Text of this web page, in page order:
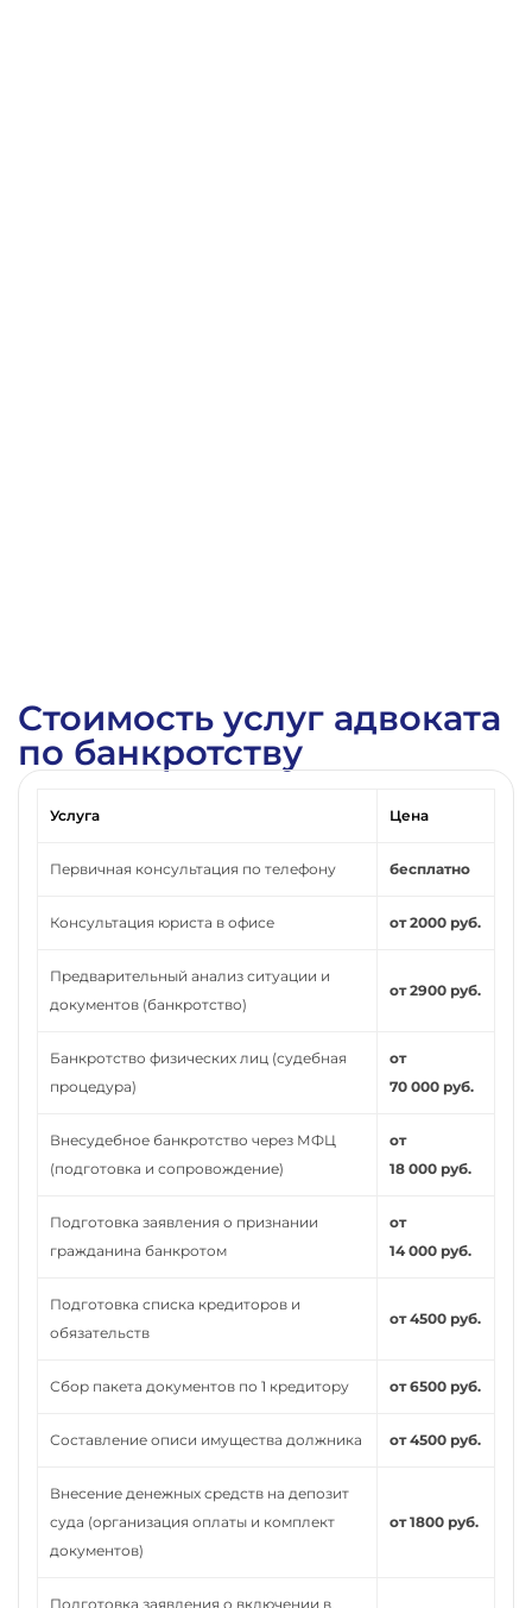
Стоимость услуг адвоката
по банкротству
Услуга Цена
Первичная консультация по телефону бесплатно
Консультация юриста в офисе от 2000 руб.
Предварительный анализ ситуации и
документов (банкротство)
от 2900 руб.
Банкротство физических лиц (судебная
процедура)
от
70 000 руб.
Внесудебное банкротство через МФЦ
(подготовка и сопровождение)
от
18 000 руб.
Подготовка заявления о признании
гражданина банкротом
от
14 000 руб.
Подготовка списка кредиторов и
обязательств
от 4500 руб.
Сбор пакета документов по 1 кредитору от 6500 руб.
Составление описи имущества должника от 4500 руб.
Внесение денежных средств на депозит
суда (организация оплаты и комплект
документов)
от 1800 руб.
Подготовка заявления о включении в